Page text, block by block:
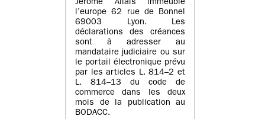
Jérôme Allais immeuble
l’europe 62 rue de Bonnel
69003 Lyon. Les
déclarations des créances
sont à adresser au
mandataire judiciaire ou sur
le portail électronique prévu
par les articles L. 814–2 et
L. 814–13 du code de
commerce dans les deux
mois de la publication au
BODACC.